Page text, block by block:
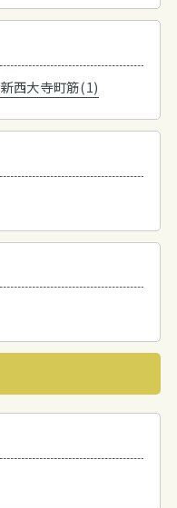
新西大寺町筋(1)